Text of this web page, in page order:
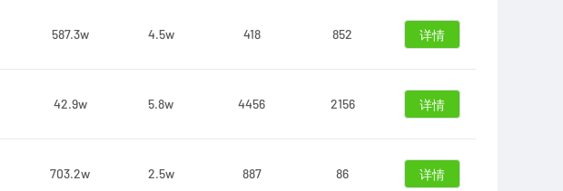
587.3w 4.5w 418 852 详情
42.9w 5.8w 4456 2156 详情
703.2w 2.5w 887 86 详情